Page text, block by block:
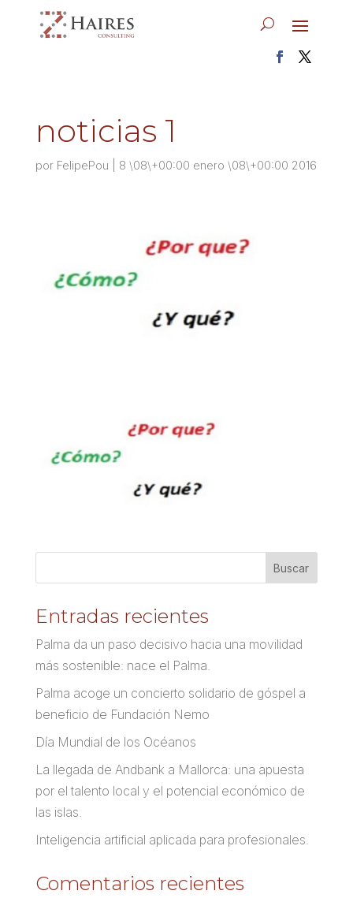
noticias 1
por FelipePou 8 \08\+00:00 enero \08\+00:00 2016
Entradas recientes
Palma da un paso decisivo hacia una movilidad
más sostenible: nace el Palma.
Palma acoge un concierto solidario de góspel a
beneficio de Fundación Nemo
Día Mundial de los Océanos
La llegada de Andbank a Mallorca: una apuesta
por el talento local y el potencial económico de
las islas.
Inteligencia artificial aplicada para profesionales.
Comentarios recientes